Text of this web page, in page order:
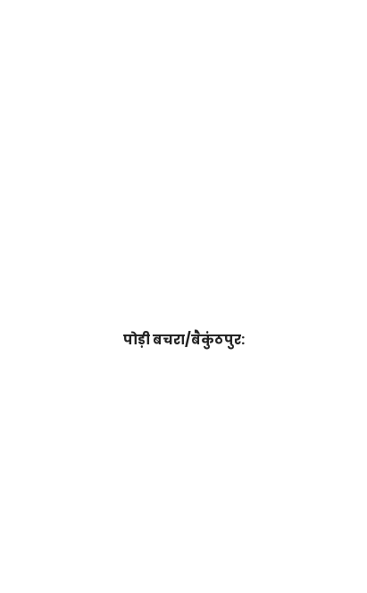
पोड़ी बचरा/बैकुंठपुर: